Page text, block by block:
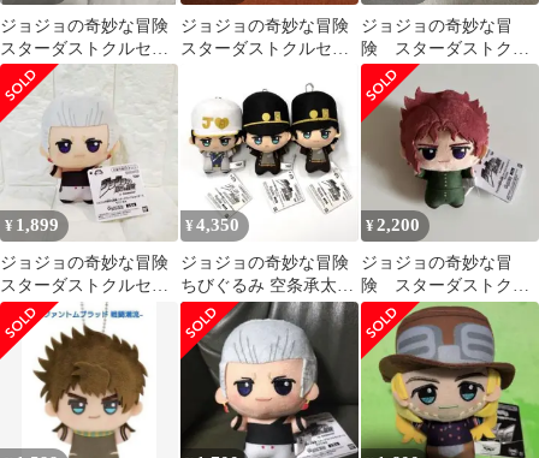
ジョジョの奇妙な冒険
スターダストクルセイ
ダース ちびぐるみ
ジョジョの奇妙な冒険
スターダストクルセイ
京院典明
ジョジョの奇妙な冒
険 スターダストクル
セイダース ちびぐる
み 花京院典明
¥ 1,899
ジョジョの奇妙な冒険
スターダストクルセイ
ダース ちびぐるみ ポル
ナレフ
¥ 4,350
ジョジョの奇妙な冒険
ちびぐるみ 空条承太郎
3種
¥2,200
ジョジョの奇妙な冒
険 スターダストクル
セイダース ちびぐる
み 花京院典明